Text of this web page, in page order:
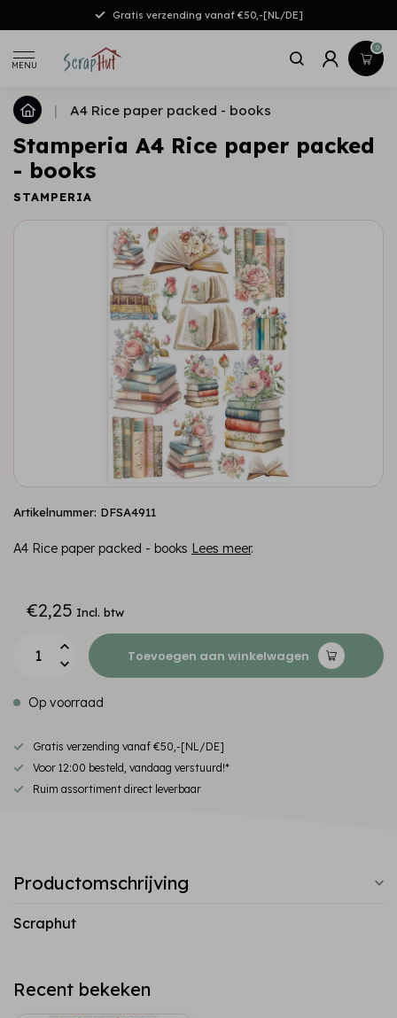
Gratis verzending vanaf €50,-[NL/DE]
MENU
0
| A4 Rice paper packed - books
Stamperia A4 Rice paper packed
- books
STAMPERIA
Artikelnummer: DFSA4911
A4 Rice paper packed - books Lees meer.
€2,25 Incl. btw
Toevoegen aan winkelwagen
Op voorraad
Gratis verzending vanaf €50,-[NL/DE]
Voor 12:00 besteld, vandaag verstuurd!*
Ruim assortiment direct leverbaar
Productomschrijving
Scraphut
Recent bekeken